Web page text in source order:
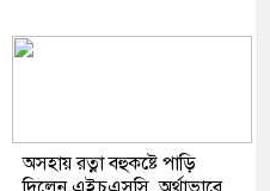
অসহায় রত্না বহুকষ্টে পাড়ি